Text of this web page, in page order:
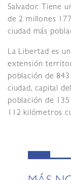
Salvador. Tiene
de 2 millones
ciudad más
La Libertad es
extensión
población de
ciudad, capital
población de
112 kilómetros